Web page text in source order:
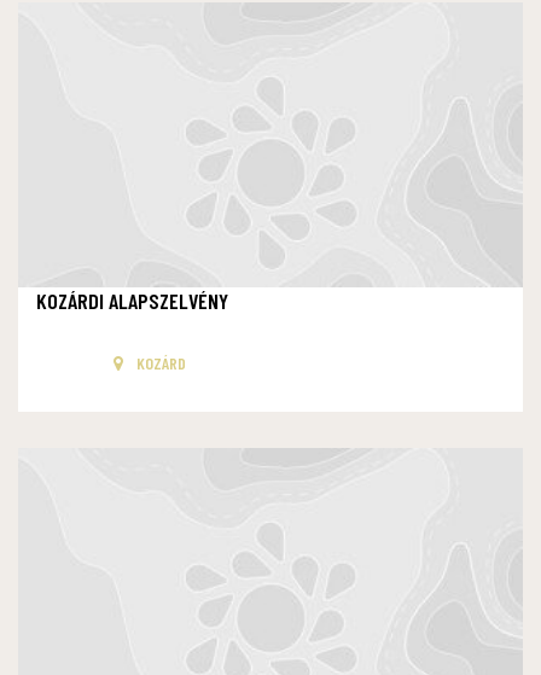
KOZÁRDI ALAPSZELVÉNY
KOZÁRD